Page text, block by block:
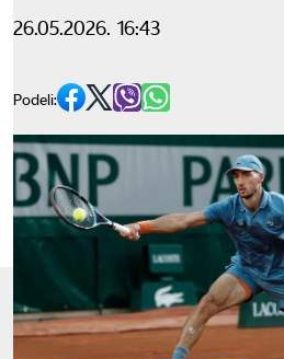
26.05.2026. 16:43
Podeli: